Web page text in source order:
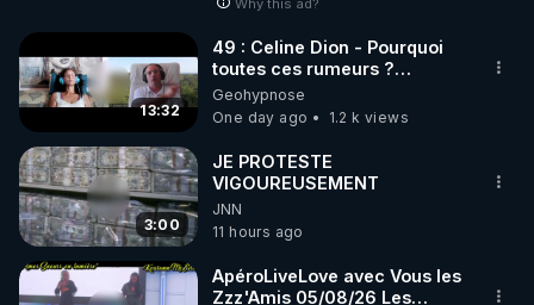
mettrai les liens en
famille.
Why this ad?
13:32
49 : Celine Dion - Pourquoi
toutes ces rumeurs ?
Enquête sous hypnose
Geohypnose
One day ago
1.2 k views
3:00
JE PROTESTE
VIGOUREUSEMENT
JNN
11 hours ago
ApéroLiveLove avec Vous les
Zzz'Amis 05/08/26 Les